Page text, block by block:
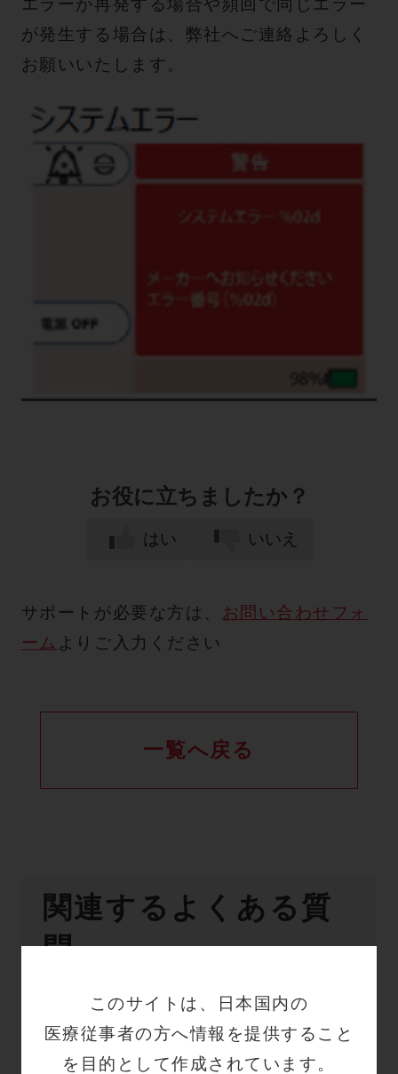
このサイトは、日本国内の
医療従事者の方へ情報を提供すること
を目的として作成されています。
エラーが再発する場合や頻回で同じエラー
が発生する場合は、弊社へご連絡よろしく
お願いいたします。
お役に立ちましたか？
はい いいえ
サポートが必要な方は、
お問い合わせフォ
ーム よりご入力ください
一覧へ戻る
関連するよくある質
問
Q
【システムエラー70】
Connectポンプでシステ